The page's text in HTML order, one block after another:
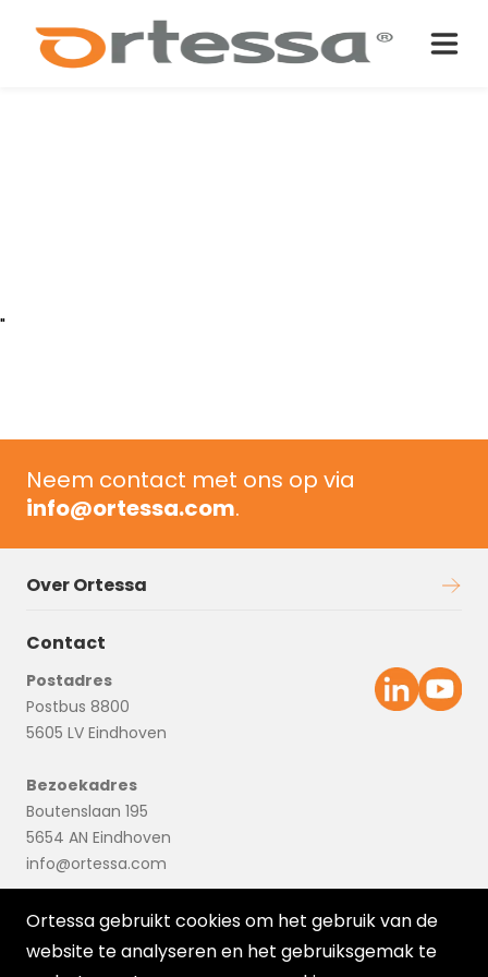
"
Neem contact met ons op via
info@ortessa.com.
Over Ortessa
Contact
Postadres
Postbus 8800
5605 LV Eindhoven
Bezoekadres
Boutenslaan 195
5654 AN Eindhoven
info@ortessa.com
Ortessa gebruikt cookies om het gebruik van de
website te analyseren en het gebruiksgemak te